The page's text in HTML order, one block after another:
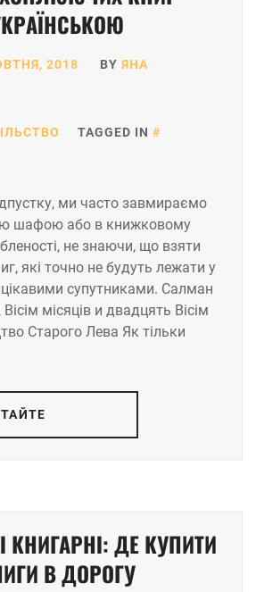
2018 BY ЯНА
TAGGED IN
ми часто завмираємо
шафою або в книжковому
не знаючи, що взяти
які точно не будуть лежати у
цікавими супутниками. Салман
місяців и двадцять Вісім
Старого Лева Як тільки
КНИГАРНІ: ДЕ КУПИТИ
В ДОРОГУ